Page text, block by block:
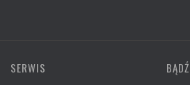
SERWIS